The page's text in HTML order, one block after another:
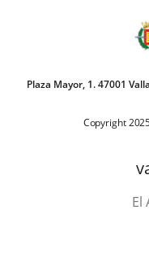
Plaza Mayor, 1. 47001
Copyright
El